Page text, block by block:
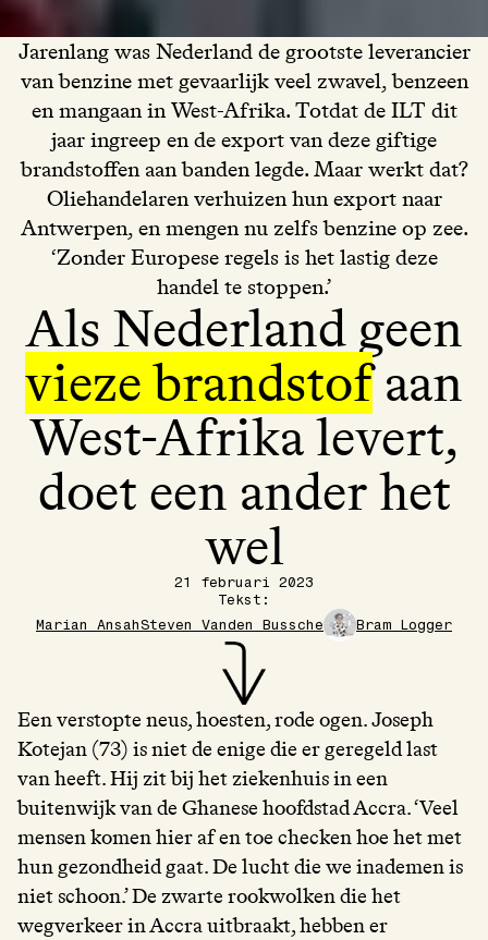
Jarenlang was Nederland de grootste leverancier
van benzine met gevaarlijk veel zwavel, benzeen
en mangaan in West-Afrika. Totdat de ILT dit
jaar ingreep en de export van deze giftige
brandstoffen aan banden legde. Maar werkt dat?
Oliehandelaren verhuizen hun export naar
Antwerpen, en mengen nu zelfs benzine op zee.
‘Zonder Europese regels is het lastig deze
handel te stoppen.’
Als Nederland geen
vieze brandstofaan
West-Afrika levert,
doet een ander het
wel
21 februari 2023
Tekst:
Marian AnsahSteven Vanden Bussche Bram Logger
Een verstopte neus, hoesten, rode ogen. Joseph
Kotejan (73) is niet de enige die er geregeld last
van heeft. Hij zit bij het ziekenhuis in een
buitenwijk van de Ghanese hoofdstad Accra. ‘Veel
mensen komen hier af en toe checken hoe het met
hun gezondheid gaat. De lucht die we inademen is
niet schoon.’ De zwarte rookwolken die het
wegverkeer in Accra uitbraakt, hebben er